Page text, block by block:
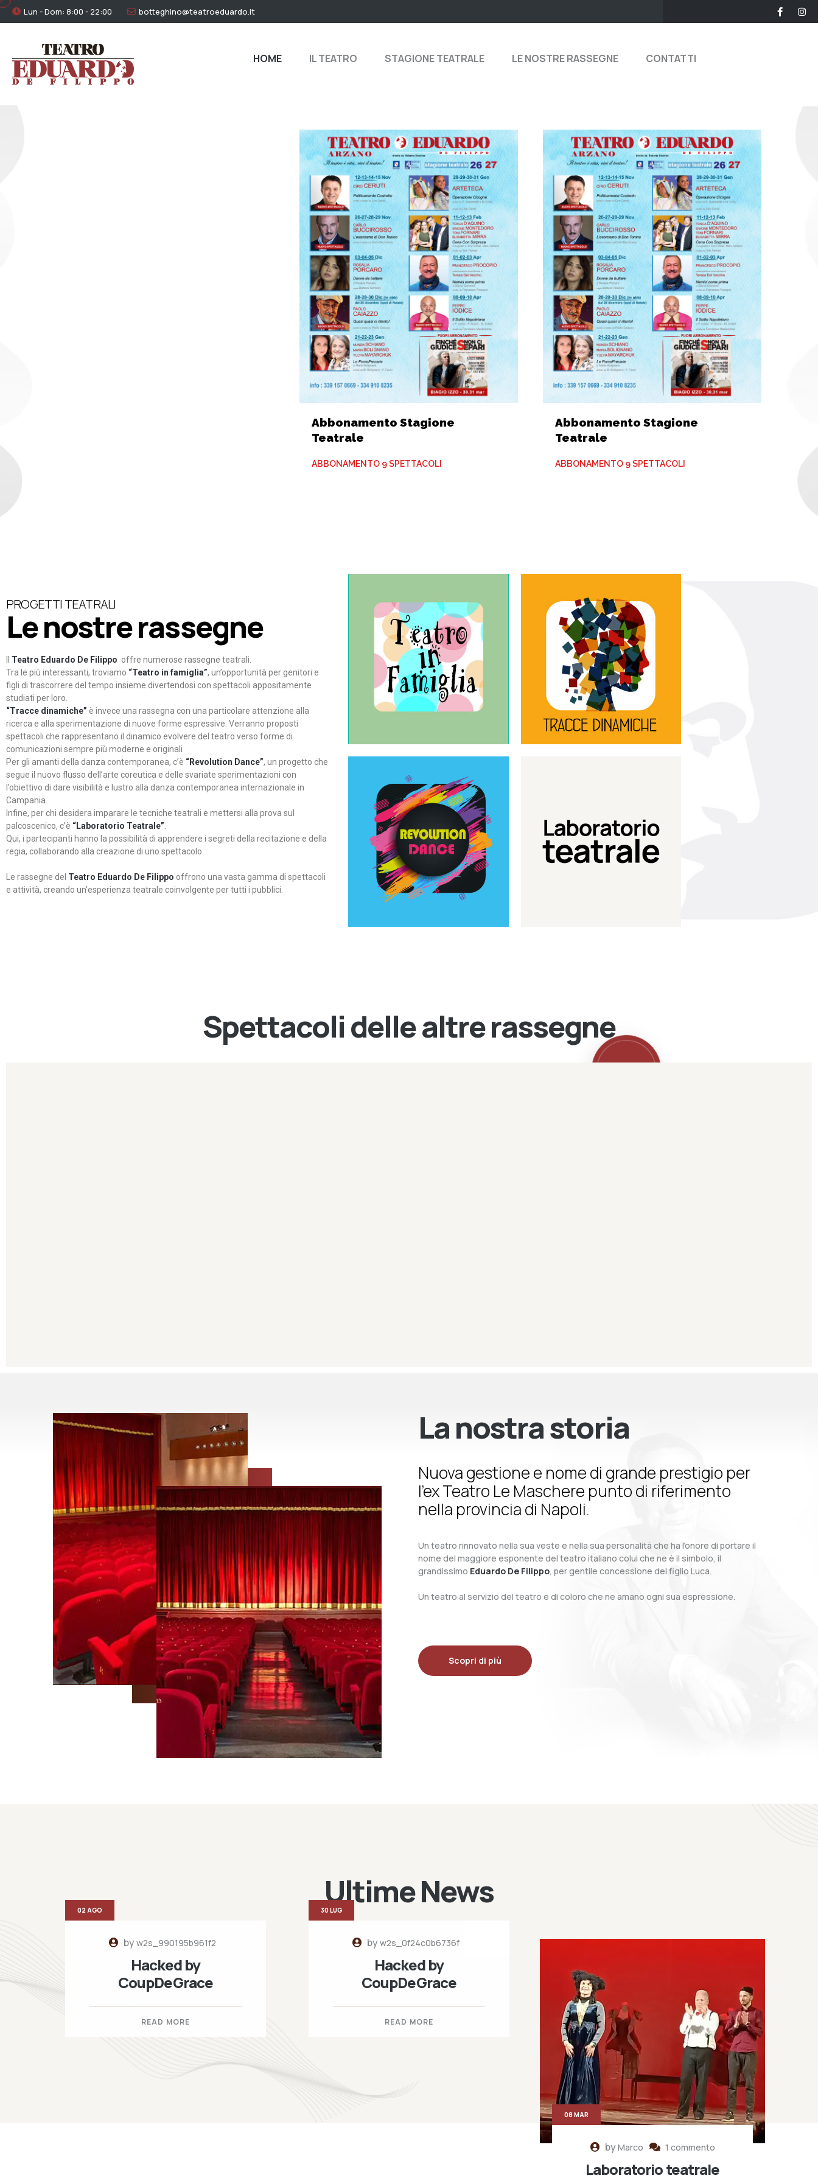
Lun - Dom: 8:00 - 22:00 botteghino@teatroeduardo.it
HOME IL TEATRO STAGIONE TEATRALE LE NOSTRE RASSEGNE CONTATTI
Abbonamento Stagione
Teatrale
ABBONAMENTO 9 SPETTACOLI
Abbonamento Stagione
Teatrale
ABBONAMENTO 9 SPETTACOLI
PROGETTI TEATRALI
Le nostre rassegne
Teatro Eduardo De Filippo offre numerose rassegne teatrali.
Tra le più interessanti, troviamo “Teatro in famiglia”, un’opportunità per genitori e
figli di trascorrere del tempo insieme divertendosi con spettacoli appositamente
studiati per loro.
“Tracce dinamiche” è invece una rassegna con una particolare attenzione alla
ricerca e alla sperimentazione di nuove forme espressive. Verranno proposti
spettacoli che rappresentano il dinamico evolvere del teatro verso forme di
comunicazioni sempre più moderne e originali
Per gli amanti della danza contemporanea, c’è “Revolution Dance”, un progetto che
segue il nuovo flusso dell’arte coreutica e delle svariate sperimentazioni con
l’obiettivo di dare visibilità e lustro alla danza contemporanea internazionale in
Campania.
Infine, per chi desidera imparare le tecniche teatrali e mettersi alla prova sul
palcoscenico, c’è “Laboratorio Teatrale”
Qui, i partecipanti hanno la possibilità di apprendere i segreti della recitazione e della
regia, collaborando alla creazione di uno spettacolo.
Le rassegne del Teatro Eduardo De Filippo offrono una vasta gamma di spettacoli
e attività, creando un’esperienza teatrale coinvolgente per tutti i pubblici.
Teatro in famiglia
Teatro In Famiglia è una
rassegna di teatro concepita
per far condividere e godere
del teatro all’intera famiglia.
Continua
Tracce dinamiche
Tracce Dinamiche è una
rassegna di teatro
d’innovazione e sperimentale.
Continua
Revolution Dance
Rassegna di danza
contemporanea – I Edizione
Continua
Laboratorio di teatro del
Teatro Eduardo de Filippo
Spettacoli delle altre rassegne
La nostra storia
Nuova gestione e nome di grande prestigio per
l’ex Teatro Le Maschere punto di riferimento
nella provincia di Napoli.
Un teatro rinnovato nella sua veste e nella sua personalità che ha l’onore di portare il
nome del maggiore esponente del teatro italiano colui che ne è il simbolo, il
grandissimo Eduardo De Filippo, per gentile concessione del figlio Luca.
Un teatro al servizio del teatro e di coloro che ne amano ogni sua espressione.
Scopri di più
Ultime News
byw2s_990195b961f2
Hacked by
CoupDeGrace
READ MORE
02 AGO
byw2s_0f24c0b6736f
Hacked by
CoupDeGrace
READ MORE
30 LUG
byMarco 1 commento
Laboratorio teatrale
08 MAR